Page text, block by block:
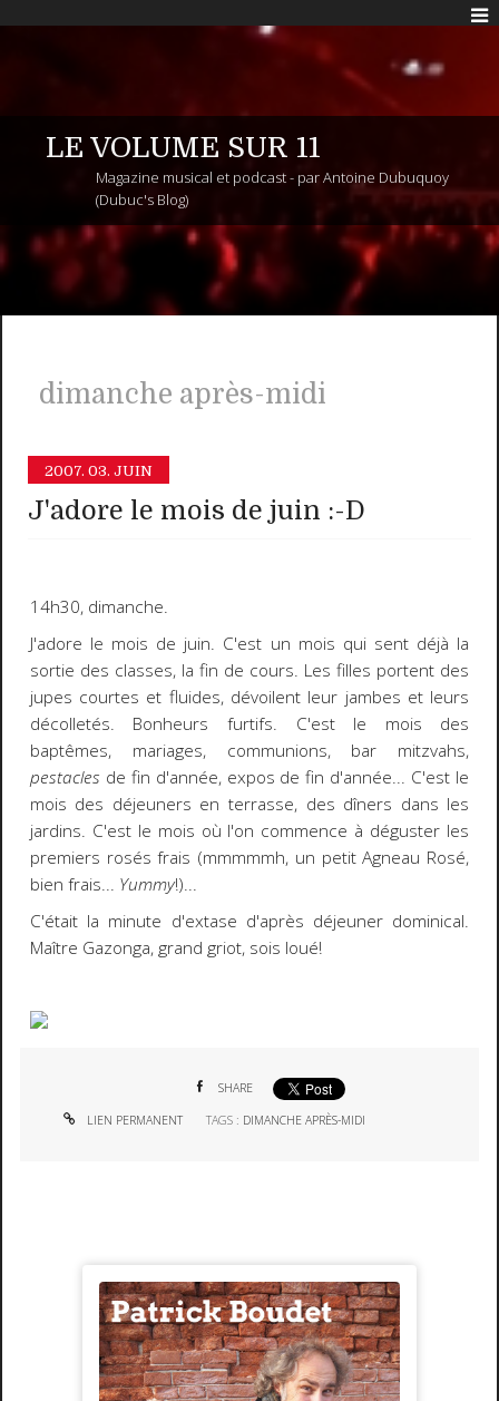
LE VOLUME SUR 11
Magazine musical et podcast - par Antoine Dubuquoy
(Dubuc's Blog)
dimanche après-midi
2007. 03. JUIN
J'adore le mois de juin :-D
14h30, dimanche.
J'adore le mois de juin. C'est un mois qui sent déjà la
sortie des classes, la fin de cours. Les filles portent des
jupes courtes et fluides, dévoilent leur jambes et leurs
décolletés. Bonheurs furtifs. C'est le mois des
baptêmes, mariages, communions, bar mitzvahs,
pestacles de fin d'année, expos de fin d'année... C'est le
mois des déjeuners en terrasse, des dîners dans les
jardins. C'est le mois où l'on commence à déguster les
premiers rosés frais (mmmmmh, un petit Agneau Rosé,
bien frais... Yummy!)...
C'était la minute d'extase d'après déjeuner dominical.
Maître Gazonga, grand griot, sois loué!
SHARE
LIEN PERMANENT TAGS : DIMANCHE APRÈS-MIDI